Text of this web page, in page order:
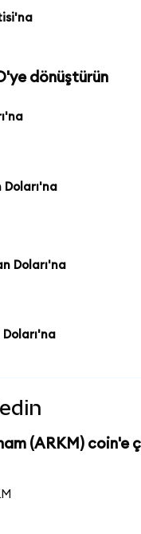
dönüştürün
Doları'na
(ARKM) coin'e